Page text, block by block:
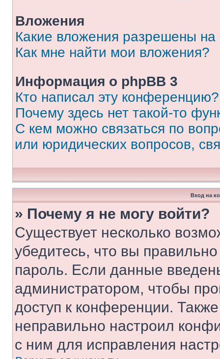
Вложения
Какие вложения разрешены
Как мне найти мои вложения?
Информация о phpBB 3
Кто написал эту конференцию?
Почему здесь нет такой-то
С кем можно связаться по
или юридических вопросов,
Вход на
» Почему я не могу войти?
Существует несколько
убедитесь, что вы
пароль. Если данные
администратором, чтобы
доступ к конференции.
неправильно настроил
с ним для исправления